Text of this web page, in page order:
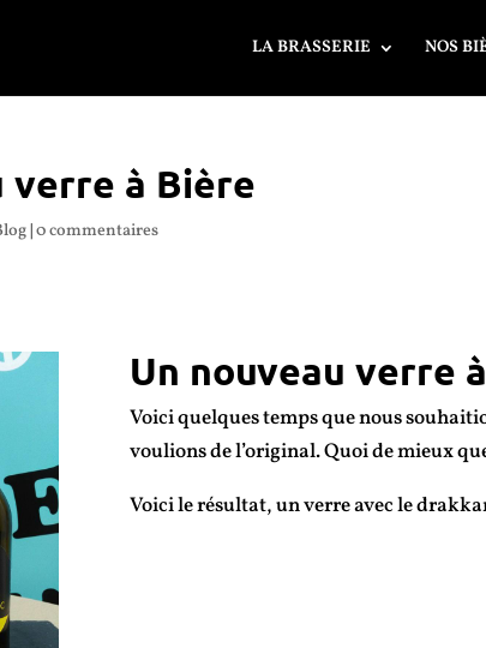
LA BRASSERIE NOS
verre à Bière
|0 commentaires
Un nouveau verre
Voici quelques temps que nous
voulions de l’original. Quoi de mieux
Voici le résultat, un verre avec le